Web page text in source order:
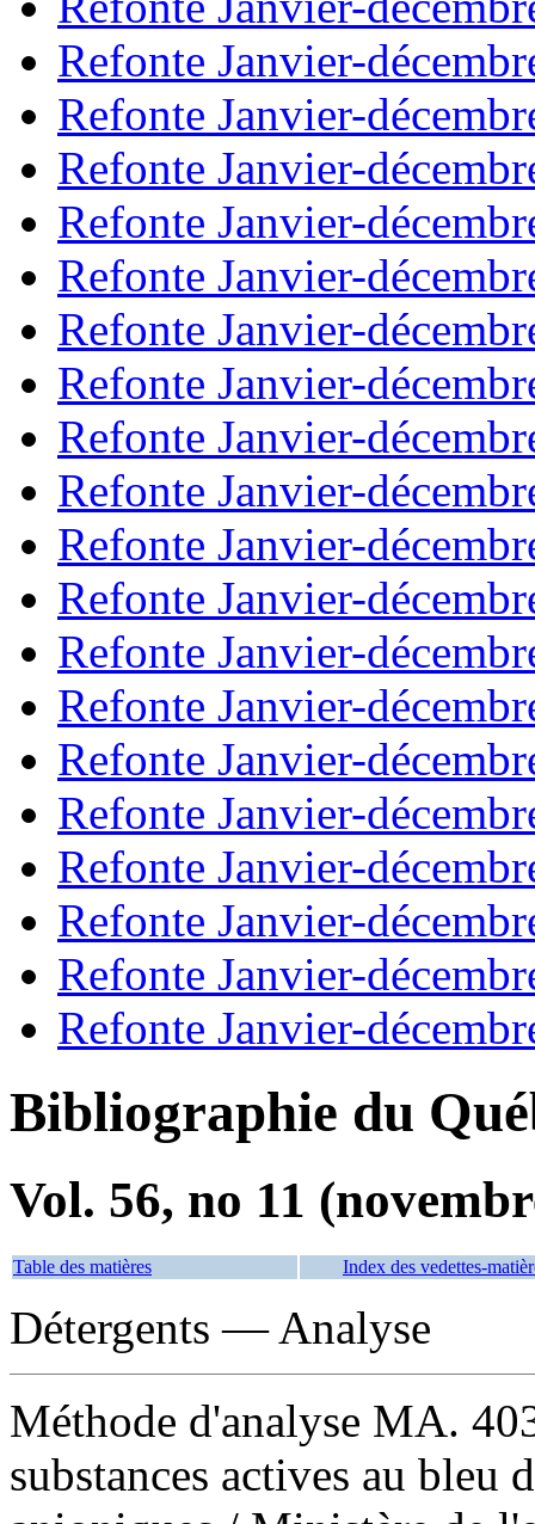
Refonte Janvier-
Refonte Janvier-
Refonte Janvier-
Refonte Janvier-
Refonte Janvier-
Refonte Janvier-
Refonte Janvier-
Refonte Janvier-
Refonte Janvier-
Refonte Janvier-
Refonte Janvier-
Refonte Janvier-
Refonte Janvier-
Refonte Janvier-
Refonte Janvier-
Refonte Janvier-
Refonte Janvier-
Refonte Janvier-
Refonte Janvier-
Bibliographie du
Vol. 56, no 11
Table des matières Index des vedettes-
Détergents — Analyse
Méthode d'analyse MA.
substances actives au bleu